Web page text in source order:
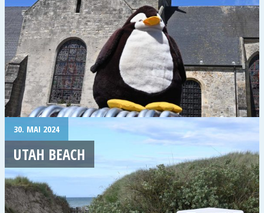
30. MAI 2024
UTAH BEACH